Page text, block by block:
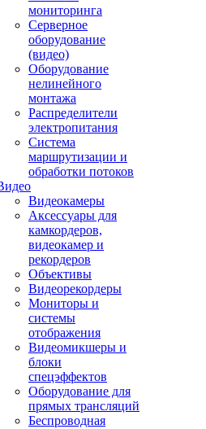
мониторинга
Серверное
оборудование
(видео)
Оборудование
нелинейного
монтажа
Распределители
электропитания
Система
маршрутизации и
обработки потоков
Видеокамеры
Аксессуары для
камкордеров,
видеокамер и
рекордеров
Объективы
Видеорекордеры
Мониторы и
системы
отображения
Видеомикшеры и
блоки
спецэффектов
Оборудование для
прямых трансляций
Беспроводная